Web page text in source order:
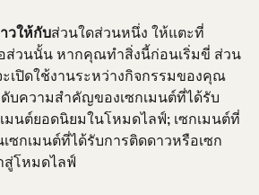
วให้กับส่วนใดส่วนหนึ่ง ให้แตะที่
ส่วนนั้น หากคุณทำสิ่งนี้ก่อนเริ่มขี่ ส่วน
เปิดใช้งานระหว่างกิจกรรมของคุณ
บความสำคัญของเซกเมนต์ที่ได้รับ
มนต์ยอดนิยมในโหมดไลฟ์; เซกเมนต์ที่
ซกเมนต์ที่ได้รับการติดดาวหรือเซก
สู่โหมดไลฟ์